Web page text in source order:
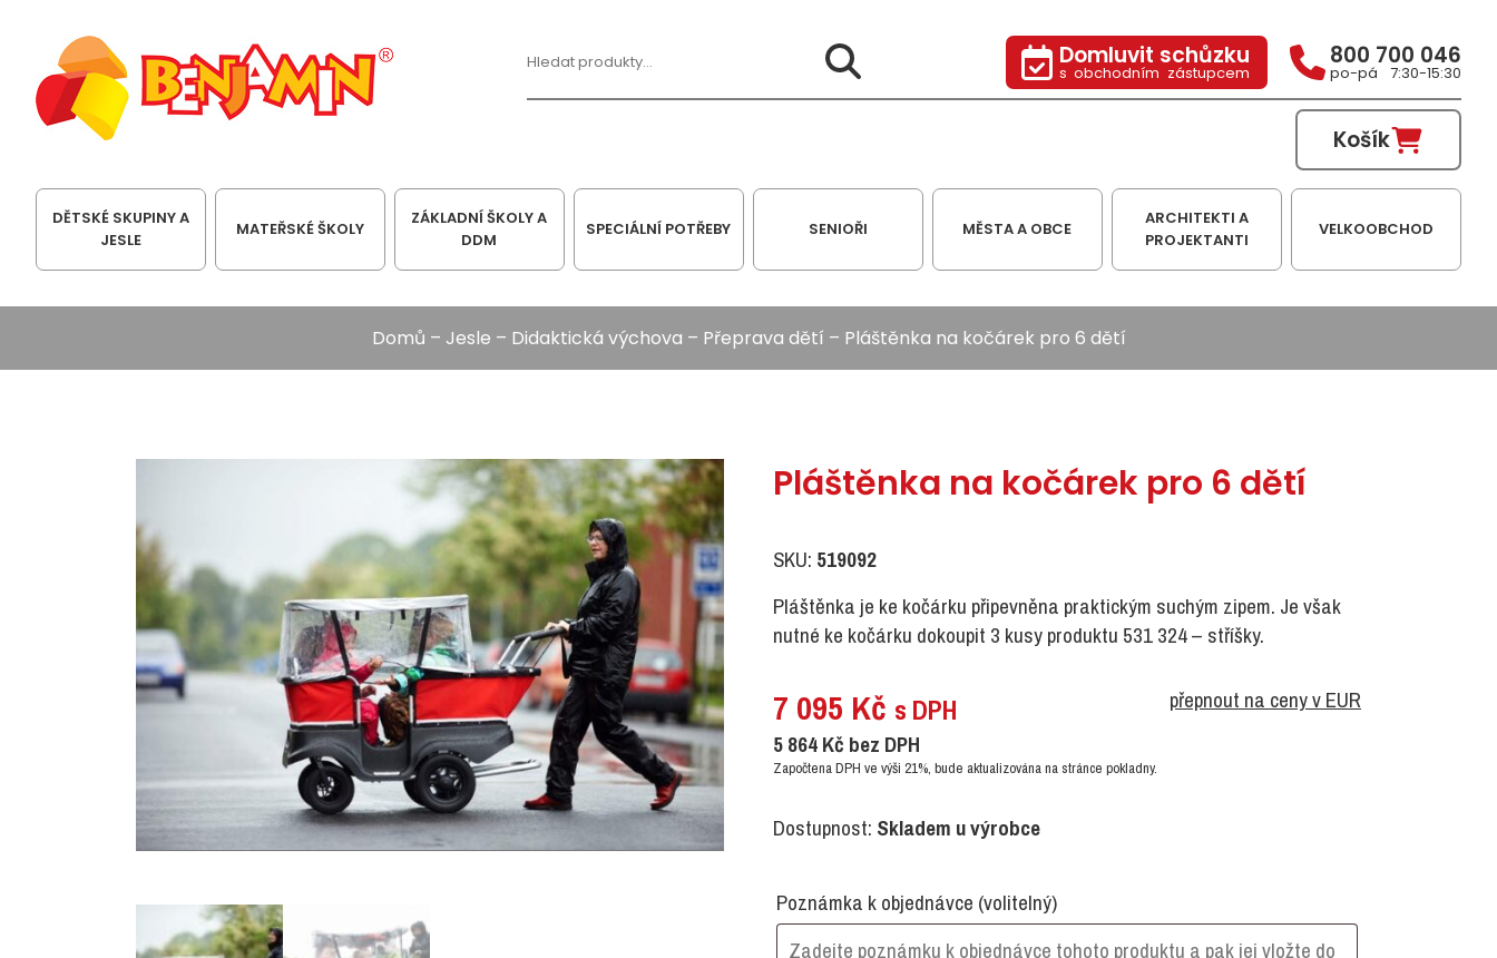
Domluvit schůzku
s obchodním zástupcem
800 700 046
po-pá 7:30-15:30
Hledat:
Košík
DĚTSKÉ SKUPINY A
JESLE
MATEŘSKÉ ŠKOLY
ZÁKLADNÍ ŠKOLY A
DDM
SPECIÁLNÍ POTŘEBY SENIOŘI MĚSTA A OBCE
ARCHITEKTI A
PROJEKTANTI
VELKOOBCHOD
Domů – Jesle – Didaktická výchova – Přeprava dětí – Pláštěnka na kočárek pro 6 dětí
Pláštěnka na kočárek pro 6 dětí
SKU: 519092
Pláštěnka je ke kočárku připevněna praktickým suchým zipem. Je však
nutné ke kočárku dokoupit 3 kusy produktu 531 324 – stříšky.
7 095 Kč s DPH
přepnout na ceny v EUR
5 864Kč bez DPH
Započtena DPH ve výši 21%, bude aktualizována na stránce pokladny.
Dostupnost: Skladem u výrobce
Poznámka k objednávce (volitelný)